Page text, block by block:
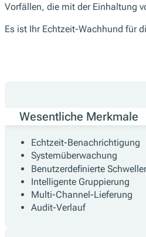
Vorfällen, die mit der Einhaltung
Es ist Ihr Echtzeit-Wachhund für
Wesentliche Merkmale
Echtzeit-Benachrichtigung
Systemüberwachung
Benutzerdefinierte
Intelligente Gruppierung
Multi-Channel-Lieferung
Audit-Verlauf